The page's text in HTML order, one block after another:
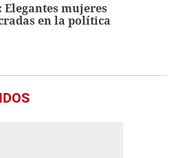
Elegantes mujeres
en la política